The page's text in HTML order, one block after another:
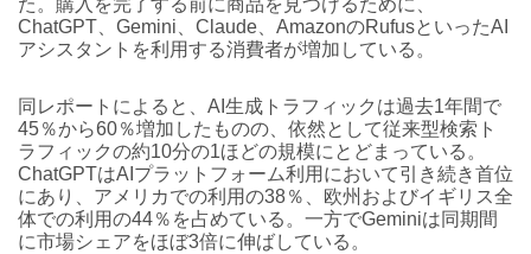
た。購入を完了する前に商品を見つけるために、
ChatGPT、Gemini、Claude、AmazonのRufusといったAI
アシスタントを利用する消費者が増加している。
同レポートによると、AI生成トラフィックは過去1年間で
45％から60％増加したものの、依然として従来型検索ト
ラフィックの約10分の1ほどの規模にとどまっている。
ChatGPTはAIプラットフォーム利用において引き続き首位
にあり、アメリカでの利用の38％、欧州およびイギリス全
体での利用の44％を占めている。一方でGeminiは同期間
に市場シェアをほぼ3倍に伸ばしている。